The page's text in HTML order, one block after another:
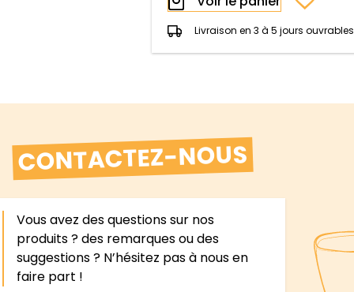
Assiettes
Plates
Bréhat
Livraison en 3 à 5 jours ouvrables
CONTACTEZ-NOUS
Vous avez des questions sur nos
produits ? des remarques ou des
suggestions ? N’hésitez pas à nous en
faire part !